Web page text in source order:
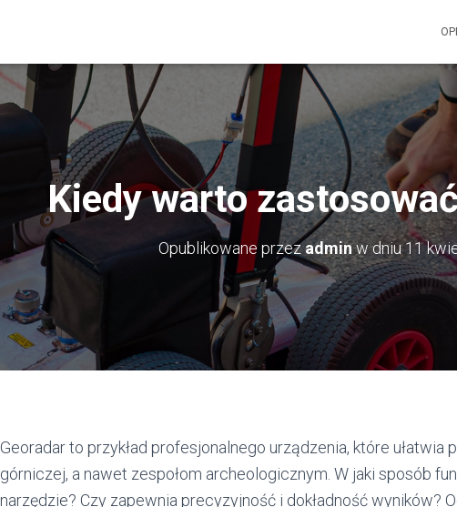
Kiedy warto
Opublikowane przezadminw dniu11
Georadar to przykład profesjonalnego urządzenia, które ułatwia
górniczej, a nawet zespołom archeologicznym. W jaki sposób
narzędzie? Czy zapewnia precyzyjność i dokładność wyników?